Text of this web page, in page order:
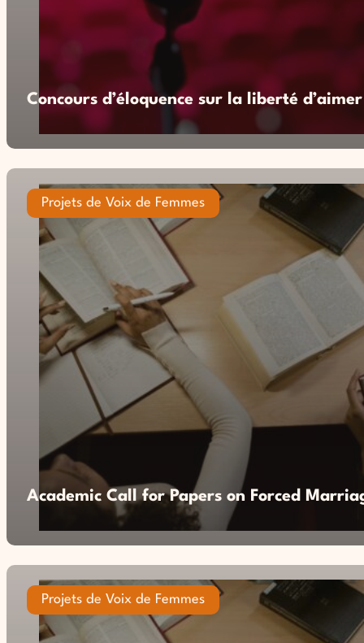
Concours d’éloquence sur la liberté
Projets de Voix de Femmes
Academic Call for Papers on Forced
Projets de Voix de Femmes